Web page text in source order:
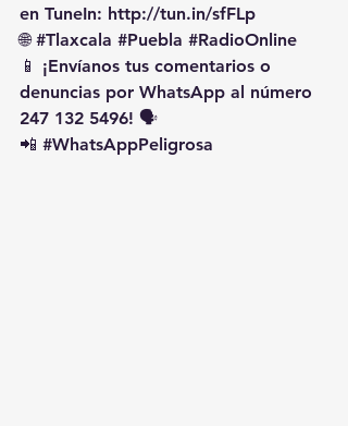
en TuneIn: http://tun.in/sfFLp
🌐 #Tlaxcala #Puebla #RadioOnline
📱 ¡Envíanos tus comentarios o
denuncias por WhatsApp al número
247 132 5496! 🗣️
📲 #WhatsAppPeligrosa